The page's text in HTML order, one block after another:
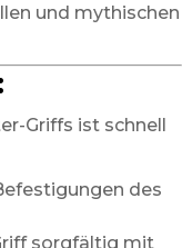
und mythischen
Griffs ist schnell
des
sorgfältig mit